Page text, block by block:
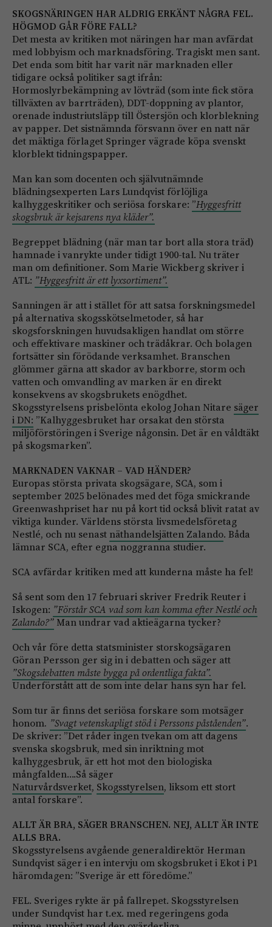
SKOGSNÄRINGEN HAR ALDRIG ERKÄNT NÅGRA FEL.
HÖGMOD GÅR FÖRE FALL?
Det mesta av kritiken mot näringen har man avfärdat
med lobbyism och marknadsföring. Tragiskt men sant.
Det enda som bitit har varit när marknaden eller
tidigare också politiker sagt ifrån:
Hormoslyrbekämpning av lövträd (som inte fick störa
tillväxten av barrträden), DDT-doppning av plantor,
orenade industriutsläpp till Östersjön och klorblekning
av papper. Det sistnämnda försvann över en natt när
det mäktiga förlaget Springer vägrade köpa svenskt
klorblekt tidningspapper.
Man kan som docenten och självutnämnde
blädningsexperten Lars Lundqvist förlöjliga
kalhyggeskritiker och seriösa forskare: ”Hyggesfritt
skogsbruk är kejsarens nya kläder”.
Begreppet blädning (när man tar bort alla stora träd)
hamnade i vanrykte under tidigt 1900-tal. Nu träter
man om definitioner. Som Marie Wickberg skriver i
ATL: ”Hyggesfritt är ett lyxsortiment”.
Sanningen är att i stället för att satsa forskningsmedel
på alternativa skogsskötselmetoder, så har
skogsforskningen huvudsakligen handlat om större
och effektivare maskiner och trädåkrar. Och bolagen
fortsätter sin förödande verksamhet. Branschen
glömmer gärna att skador av barkborre, storm och
vatten och omvandling av marken är en direkt
konsekvens av skogsbrukets enögdhet.
Skogsstyrelsens prisbelönta ekolog Johan Nitare säger
i DN: ”Kalhyggesbruket har orsakat den största
miljöförstöringen i Sverige någonsin. Det är en våldtäkt
på skogsmarken”.
MARKNADEN VAKNAR – VAD HÄNDER?
Europas största privata skogsägare, SCA, som i
september 2025 belönades med det föga smickrande
Greenwashpriset har nu på kort tid också blivit ratat av
viktiga kunder. Världens största livsmedelsföretag
Nestlé, och nu senast näthandelsjätten Zalando. Båda
lämnar SCA, efter egna noggranna studier.
SCA avfärdar kritiken med att kunderna måste ha fel!
Så sent som den 17 februari skriver Fredrik Reuter i
Iskogen: ”Förstår SCA vad som kan komma efter Nestlé och
Zalando?” Man undrar vad aktieägarna tycker?
Och vår före detta statsminister storskogsägaren
Göran Persson ger sig in i debatten och säger att
”Skogsdebatten måste bygga på ordentliga fakta”.
Underförstått att de som inte delar hans syn har fel.
Som tur är finns det seriösa forskare som motsäger
honom. ”Svagt vetenskapligt stöd i Perssons påståenden”.
De skriver: ”Det råder ingen tvekan om att dagens
svenska skogsbruk, med sin inriktning mot
kalhyggesbruk, är ett hot mot den biologiska
mångfalden….Så säger
Naturvårdsverket, Skogsstyrelsen, liksom ett stort
antal forskare”.
ALLT ÄR BRA, SÄGER BRANSCHEN. NEJ, ALLT ÄR INTE
ALLS BRA.
Skogsstyrelsens avgående generaldirektör Herman
Sundqvist säger i en intervju om skogsbruket i Ekot i P1
häromdagen: ”Sverige är ett föredöme.”
FEL. Sveriges rykte är på fallrepet. Skogsstyrelsen
under Sundqvist har t.ex. med regeringens goda